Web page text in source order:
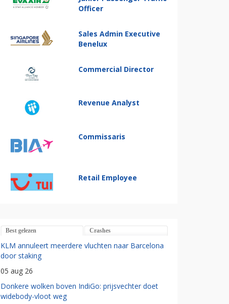
Officer
Sales Admin Executive
Benelux
Commercial Director
Revenue Analyst
Commissaris
Retail Employee
Best gelezen Crashes
KLM annuleert meerdere vluchten naar Barcelona
door staking
05 aug 26
Donkere wolken boven IndiGo: prijsvechter doet
widebody-vloot weg